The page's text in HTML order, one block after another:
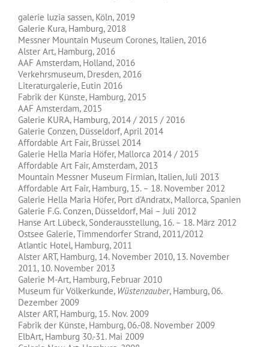
galerie luzia sassen, Köln, 2019
Galerie Kura, Hamburg, 2018
Messner Mountain Museum Corones, Italien, 2016
Alster Art, Hamburg, 2016
AAF Amsterdam, Holland, 2016
Verkehrsmuseum, Dresden, 2016
Literaturgalerie, Eutin 2016
Fabrik der Künste, Hamburg, 2015
AAF Amsterdam, 2015
Galerie KURA, Hamburg, 2014 / 2015 / 2016
Galerie Conzen, Düsseldorf, April 2014
Affordable Art Fair, Brüssel 2014
Galerie Hella Maria Höfer, Mallorca 2014 / 2015
Affordable Art Fair, Amsterdam, 2013
Mountain Messner Museum Firmian, Italien, Juli 2013
Affordable Art Fair, Hamburg, 15. – 18. November 2012
Galerie Hella Maria Höfer, Port d’Andratx, Mallorca, Spanien
Galerie F.G. Conzen, Düsseldorf, Mai – Juli 2012
Hanse Art Lübeck, Sonderausstellung, 16. – 18. März 2012
Ostsee Galerie, Timmendorfer Strand, 2011/2012
Atlantic Hotel, Hamburg, 2011
Alster ART, Hamburg, 14. November 2010, 13. November
2011, 10. November 2013
Galerie M-Art, Hamburg, Februar 2010
Museum für Völkerkunde, Wüstenzauber, Hamburg, 06.
Dezember 2009
Alster ART, Hamburg, 15. Nov. 2009
Fabrik der Künste, Hamburg, 06.-08. November 2009
ElbArt, Hamburg 30.-31. Mai 2009